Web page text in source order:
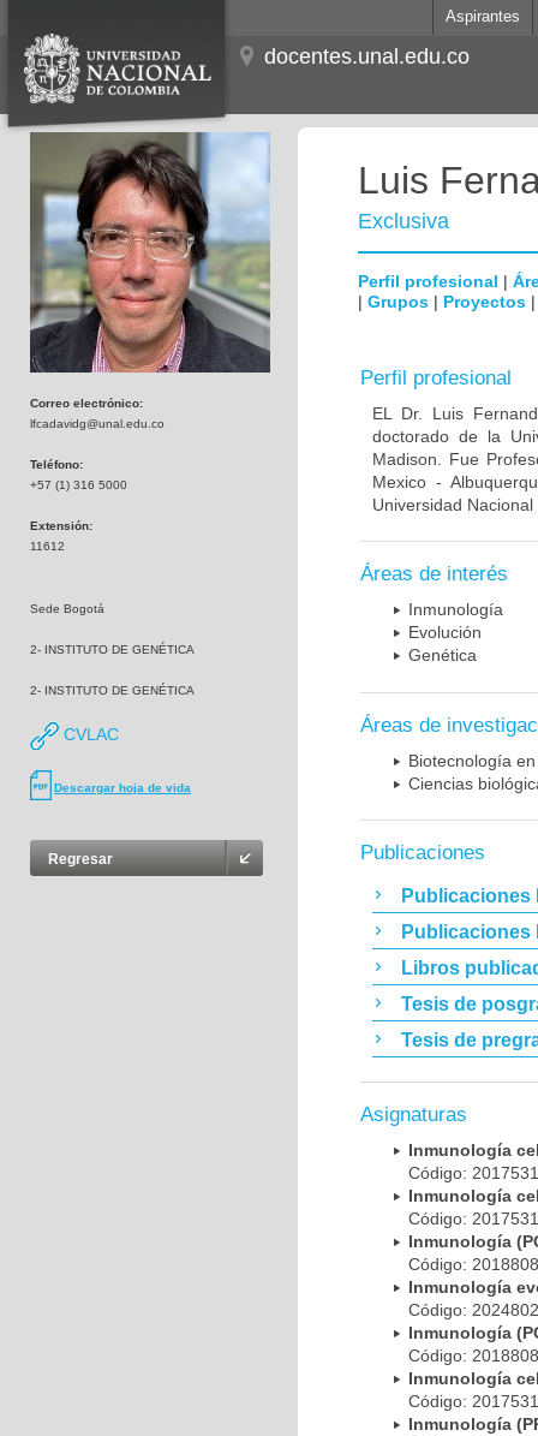
Aspirantes
docentes.unal.edu.co
Correo electrónico:
lfcadavidg@unal.edu.co
Teléfono:
+57 (1) 316 5000
Extensión:
11612
Sede Bogotá
2- INSTITUTO DE GENÉTICA
2- INSTITUTO DE GENÉTICA
CVLAC
Descargar hoja de vida
Regresar
Luis
Exclusiva
Perfil profesional |
| Grupos | Proyectos
Perfil profesional
EL Dr. Luis
doctorado de la
Madison. Fue
Mexico -
Universidad
Áreas de interés
Inmunología
Evolución
Genética
Áreas de
Biotecnología
Ciencias
Publicaciones
Publicaciones
Publicaciones
Libros
Tesis de
Tesis de
Asignaturas
Inmunología
Código:
Inmunología
Código:
Inmunología
Código:
Inmunología
Código:
Inmunología
Código:
Inmunología
Código:
Inmunología